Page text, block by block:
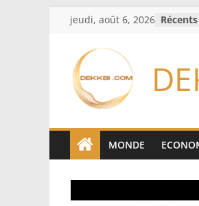
Passer
contenu
jeudi, août 6, 2026
MONDE